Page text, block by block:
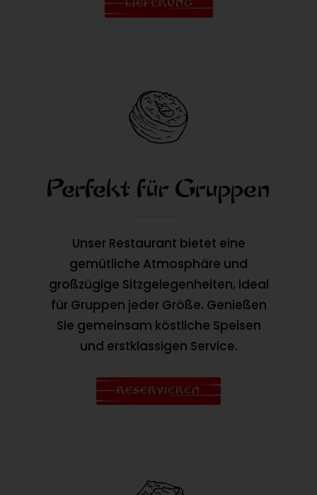
LIEFERUNG
Perfekt für Gruppen
Unser Restaurant bietet eine
gemütliche Atmosphäre und
großzügige Sitzgelegenheiten, ideal
für Gruppen jeder Größe. Genießen
Sie gemeinsam köstliche Speisen
und erstklassigen Service.
RESERVIEREN